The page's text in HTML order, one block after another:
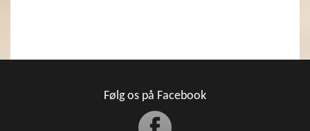
Følg os på Facebook